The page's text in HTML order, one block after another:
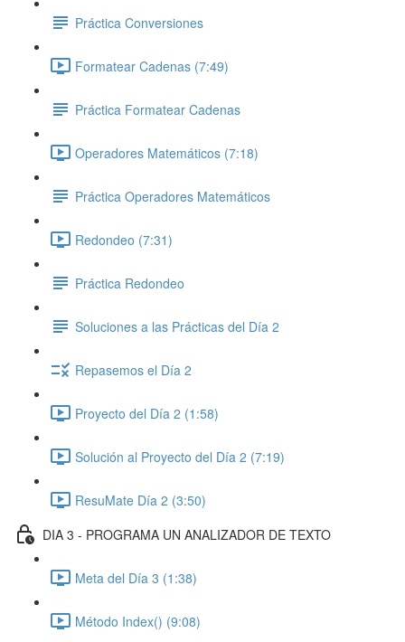
Práctica Conversiones
Formatear Cadenas (7:49)
Práctica Formatear Cadenas
Operadores Matemáticos (7:18)
Práctica Operadores Matemáticos
Redondeo (7:31)
Práctica Redondeo
Soluciones a las Prácticas del Día 2
Repasemos el Día 2
Proyecto del Día 2 (1:58)
Solución al Proyecto del Día 2 (7:19)
ResuMate Día 2 (3:50)
DIA 3 - PROGRAMA UN ANALIZADOR DE TEXTO
Meta del Día 3 (1:38)
Método Index() (9:08)